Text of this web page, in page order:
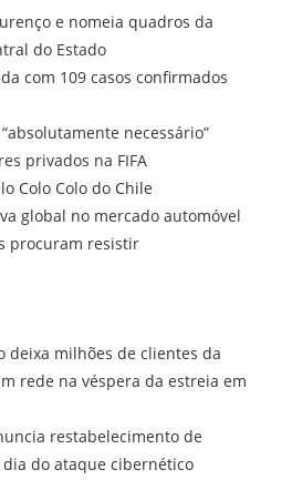
e nomeia quadros da
do Estado
com 109 casos confirmados
necessário”
privados na FIFA
Colo Colo do Chile
global no mercado automóvel
procuram resistir
deixa milhões de clientes da
rede na véspera da estreia em
restabelecimento de
do ataque cibernético